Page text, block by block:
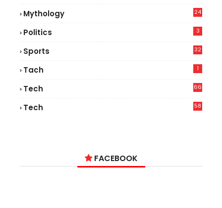
Mythology 24
Politics 3
Sports 32
Tach 1
Tech
66
Tech
58
FACEBOOK